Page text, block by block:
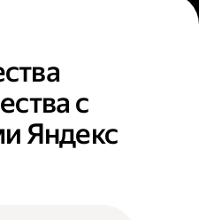
с
Яндекс